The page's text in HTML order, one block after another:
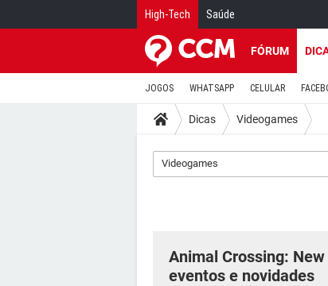
High-Tech Saúde
FÓRUM
JOGOS WHATSAPP CELULAR
Dicas Videogames
Videogames
Animal Crossing:
eventos e novidades